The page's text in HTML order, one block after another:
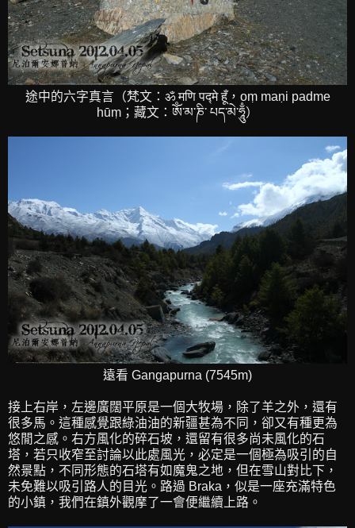
途中的六字真言（梵文：ॐ मणि पद्मे हूँ，oṃ maṇi padme
hūṃ；藏文：ༀ་མ་ཎི་ པད་མེ་ཧཱུྃ）
遠看 Gangapurna (7545m)
接上右岸，左邊廣闊平原是一個大牧場，除了羊之外，還有
很多馬。這種感覺跟綠油油的新疆甚為不同，卻又有種更為
悠閒之感。右方風化的碎石坡，還留有很多尚未風化的石
塔，若只收窄至討論以此處風光，必定是一個極為吸引的自
然景點，不同形態的石塔有如魔鬼之地，但在雪山對比下，
未免難以吸引路人的目光。路過 Braka，似是一座充滿特色
的小鎮，我們在鎮外觀摩了一會便繼續上路。